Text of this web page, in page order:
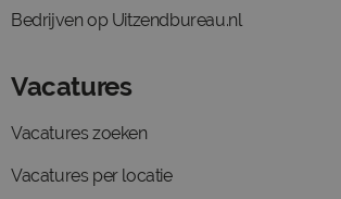
Bedrijven op Uitzendbureau.nl
Vacatures
Vacatures zoeken
Vacatures per locatie